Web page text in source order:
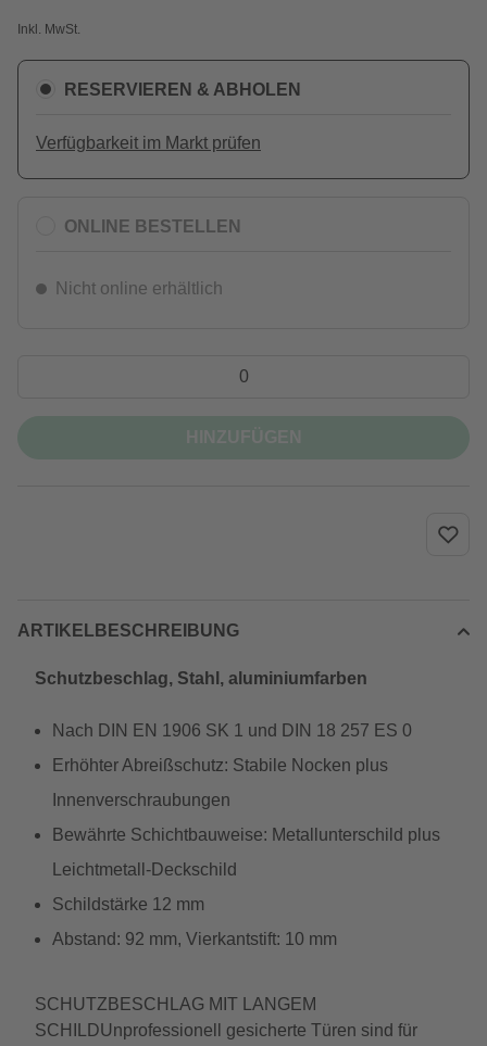
Inkl. MwSt.
RESERVIEREN & ABHOLEN
Verfügbarkeit im Markt prüfen
ONLINE BESTELLEN
Nicht online erhältlich
ARTIKELBESCHREIBUNG
Schutzbeschlag, Stahl, aluminiumfarben
Nach DIN EN 1906 SK 1 und DIN 18 257 ES 0
Erhöhter Abreißschutz: Stabile Nocken plus
Innenverschraubungen
Bewährte Schichtbauweise: Metallunterschild plus
Leichtmetall-Deckschild
Schildstärke 12 mm
Abstand: 92 mm, Vierkantstift: 10 mm
SCHUTZBESCHLAG MIT LANGEM
SCHILDUnprofessionell gesicherte Türen sind für